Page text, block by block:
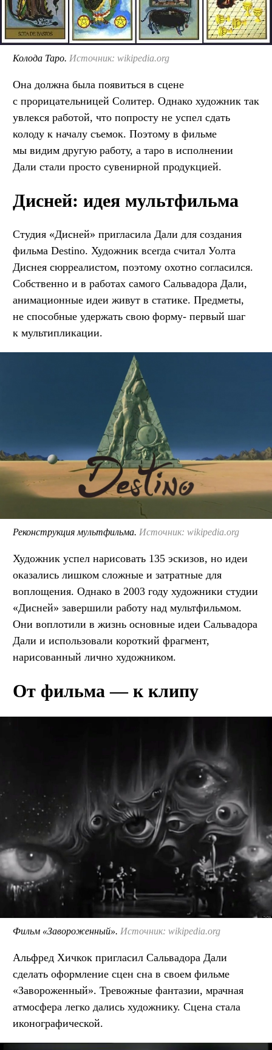
Колода Таро. Источник: wikipedia.org
Она должна была появиться в сцене
с прорицательницей Солитер. Однако художник так
увлекся работой, что попросту не успел сдать
колоду к началу съемок. Поэтому в фильме
мы видим другую работу, а таро в исполнении
Дали стали просто сувенирной продукцией.
Дисней: идея мультфильма
Студия «Дисней» пригласила Дали для создания
фильма Destino. Художник всегда считал Уолта
Диснея сюрреалистом, поэтому охотно согласился.
Собственно и в работах самого Сальвадора Дали,
анимационные идеи живут в статике. Предметы,
не способные удержать свою форму- первый шаг
к мультипликации.
Реконструкция мультфильма. Источник: wikipedia.org
Художник успел нарисовать 135 эскизов, но идеи
оказались лишком сложные и затратные для
воплощения. Однако в 2003 году художники студии
«Дисней» завершили работу над мультфильмом.
Они воплотили в жизнь основные идеи Сальвадора
Дали и использовали короткий фрагмент,
нарисованный лично художником.
От фильма — к клипу
Фильм «Завороженный». Источник: wikipedia.org
Альфред Хичкок пригласил Сальвадора Дали
сделать оформление сцен сна в своем фильме
«Завороженный». Тревожные фантазии, мрачная
атмосфера легко дались художнику. Сцена стала
иконографической.